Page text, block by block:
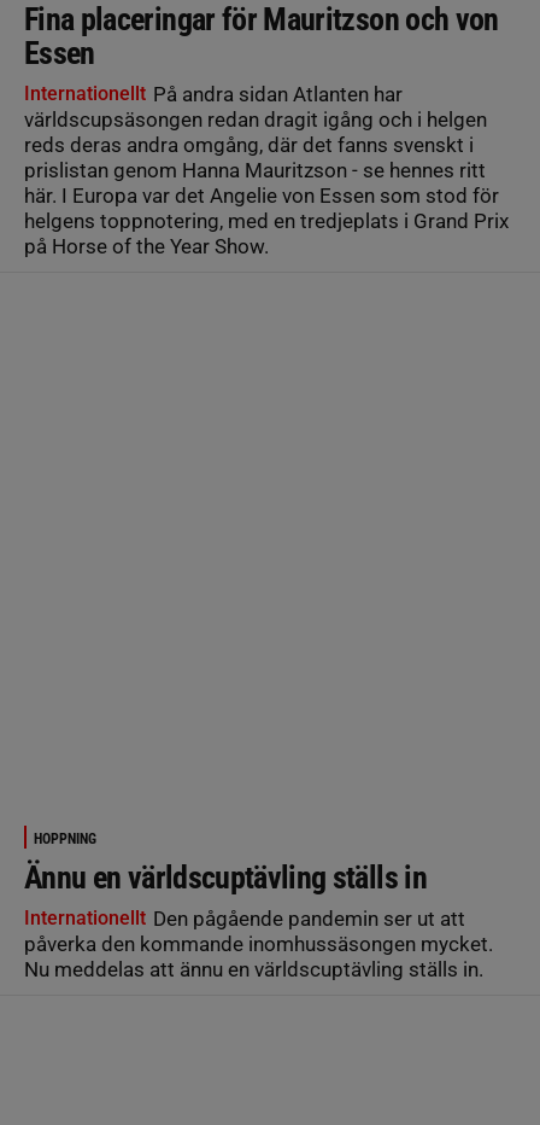
Fina placeringar för Mauritzson och von
Essen
Internationellt På andra sidan Atlanten har
världscupsäsongen redan dragit igång och i helgen
reds deras andra omgång, där det fanns svenskt i
prislistan genom Hanna Mauritzson - se hennes ritt
här. I Europa var det Angelie von Essen som stod för
helgens toppnotering, med en tredjeplats i Grand Prix
på Horse of the Year Show.
HOPPNING
Ännu en världscuptävling ställs in
Internationellt Den pågående pandemin ser ut att
påverka den kommande inomhussäsongen mycket.
Nu meddelas att ännu en världscuptävling ställs in.